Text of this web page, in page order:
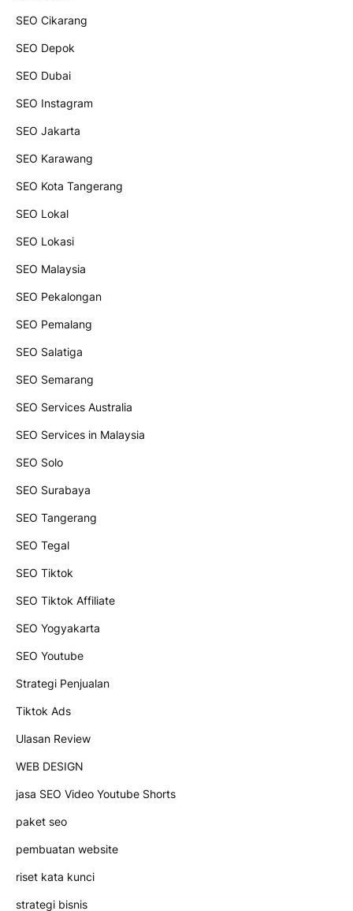
SEO Cikarang
SEO Depok
SEO Dubai
SEO Instagram
SEO Jakarta
SEO Karawang
SEO Kota Tangerang
SEO Lokal
SEO Lokasi
SEO Malaysia
SEO Pekalongan
SEO Pemalang
SEO Salatiga
SEO Semarang
SEO Services Australia
SEO Services in Malaysia
SEO Solo
SEO Surabaya
SEO Tangerang
SEO Tegal
SEO Tiktok
SEO Tiktok Affiliate
SEO Yogyakarta
SEO Youtube
Strategi Penjualan
Tiktok Ads
Ulasan Review
WEB DESIGN
jasa SEO Video Youtube Shorts
paket seo
pembuatan website
riset kata kunci
strategi bisnis